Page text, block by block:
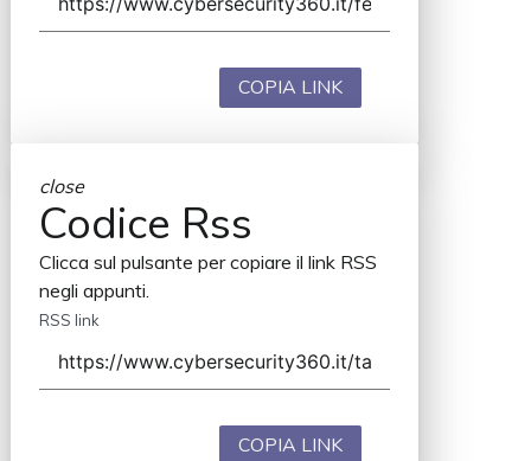
COPIA LINK
close
Codice Rss
Clicca sul pulsante per copiare il link RSS
negli appunti.
RSS link
COPIA LINK